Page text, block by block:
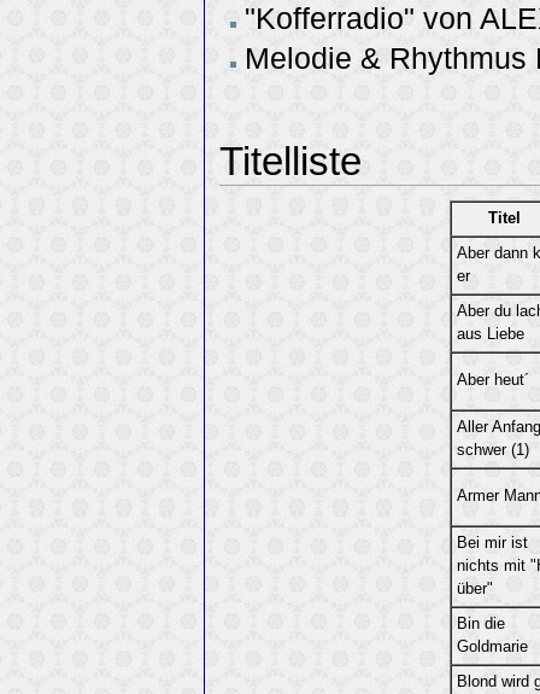
"Kofferradio" von
Melodie & Rhythmus
Titelliste
Titel
Aber dann
er
Aber du
aus Liebe
Aber heut´
Aller
schwer (1)
Armer
Bei mir ist
nichts mit
über"
Bin die
Goldmarie
Blond wird